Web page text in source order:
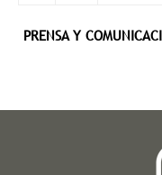
PRENSA Y